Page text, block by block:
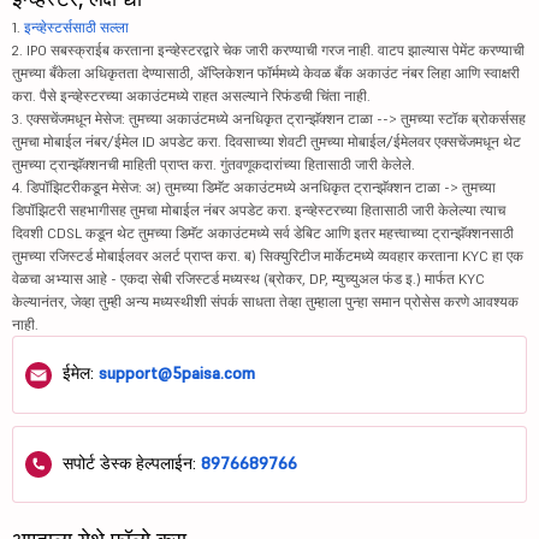
1. इन्व्हेस्टर्ससाठी सल्ला
2. IPO सबस्क्राईब करताना इन्व्हेस्टरद्वारे चेक जारी करण्याची गरज नाही. वाटप झाल्यास पेमेंट करण्याची
तुमच्या बँकेला अधिकृतता देण्यासाठी, ॲप्लिकेशन फॉर्ममध्ये केवळ बँक अकाउंट नंबर लिहा आणि स्वाक्षरी
करा. पैसे इन्व्हेस्टरच्या अकाउंटमध्ये राहत असल्याने रिफंडची चिंता नाही.
3. एक्सचेंजमधून मेसेज: तुमच्या अकाउंटमध्ये अनधिकृत ट्रान्झॅक्शन टाळा --> तुमच्या स्टॉक ब्रोकर्ससह
तुमचा मोबाईल नंबर/ईमेल ID अपडेट करा. दिवसाच्या शेवटी तुमच्या मोबाईल/ईमेलवर एक्सचेंजमधून थेट
तुमच्या ट्रान्झॅक्शनची माहिती प्राप्त करा. गुंतवणूकदारांच्या हितासाठी जारी केलेले.
4. डिपॉझिटरीकडून मेसेज: अ) तुमच्या डिमॅट अकाउंटमध्ये अनधिकृत ट्रान्झॅक्शन टाळा -> तुमच्या
डिपॉझिटरी सहभागीसह तुमचा मोबाईल नंबर अपडेट करा. इन्व्हेस्टरच्या हितासाठी जारी केलेल्या त्याच
दिवशी CDSL कडून थेट तुमच्या डिमॅट अकाउंटमध्ये सर्व डेबिट आणि इतर महत्त्वाच्या ट्रान्झॅक्शनसाठी
तुमच्या रजिस्टर्ड मोबाईलवर अलर्ट प्राप्त करा. ब) सिक्युरिटीज मार्केटमध्ये व्यवहार करताना KYC हा एक
वेळचा अभ्यास आहे - एकदा सेबी रजिस्टर्ड मध्यस्थ (ब्रोकर, DP, म्युच्युअल फंड इ.) मार्फत KYC
केल्यानंतर, जेव्हा तुम्ही अन्य मध्यस्थीशी संपर्क साधता तेव्हा तुम्हाला पुन्हा समान प्रोसेस करणे आवश्यक
नाही.
ईमेल: support@5paisa.com
सपोर्ट डेस्क हेल्पलाईन: 8976689766